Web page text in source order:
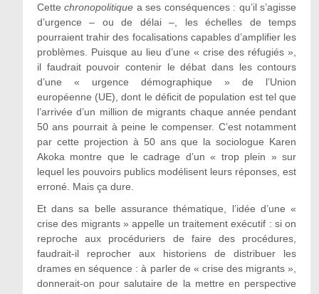
Cettechronopolitique a ses conséquences : qu’il s’agisse
d’urgence – ou de délai –, les échelles de temps
pourraient trahir des focalisations capables d’amplifier les
problèmes. Puisque au lieu d’une « crise des réfugiés »,
il faudrait pouvoir contenir le débat dans les contours
d’une « urgence démographique » de l’Union
européenne (UE), dont le déficit de population est tel que
l’arrivée d’un million de migrants chaque année pendant
50 ans pourrait à peine le compenser. C’est notamment
par cette projection à 50 ans que la sociologue Karen
Akoka montre que le cadrage d’un « trop plein » sur
lequel les pouvoirs publics modélisent leurs réponses, est
erroné. Mais ça dure.
Et dans sa belle assurance thématique, l’idée d’une «
crise des migrants » appelle un traitement exécutif : si on
reproche aux procéduriers de faire des procédures,
faudrait-il reprocher aux historiens de distribuer les
drames en séquence : à parler de « crise des migrants »,
donnerait-on pour salutaire de la mettre en perspective